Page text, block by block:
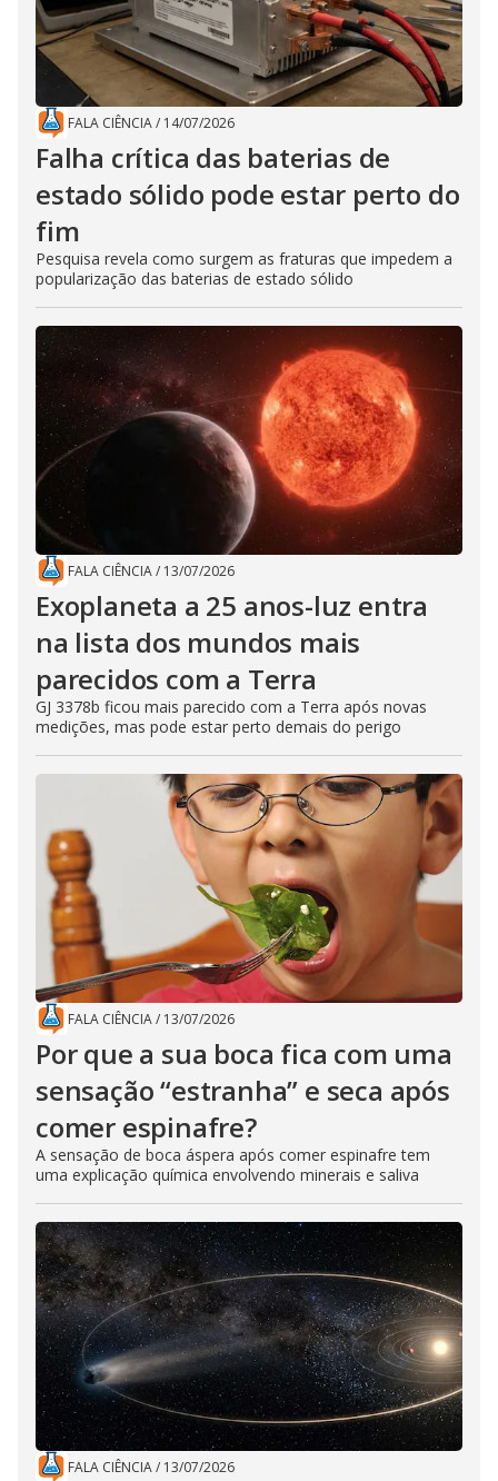
FALA CIÊNCIA/ 14/07/2026
Falha crítica das baterias de
estado sólido pode estar perto do
fim
Pesquisa revela como surgem as fraturas que impedem a
popularização das baterias de estado sólido
FALA CIÊNCIA/ 13/07/2026
Exoplaneta a 25 anos-luz entra
na lista dos mundos mais
parecidos com a Terra
GJ 3378b ficou mais parecido com a Terra após novas
medições, mas pode estar perto demais do perigo
FALA CIÊNCIA/ 13/07/2026
Por que a sua boca fica com uma
sensação “estranha” e seca após
comer espinafre?
A sensação de boca áspera após comer espinafre tem
uma explicação química envolvendo minerais e saliva
FALA CIÊNCIA/ 13/07/2026